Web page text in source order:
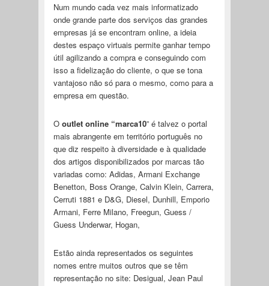
Num mundo cada vez mais informatizado
onde grande parte dos serviços das grandes
empresas já se encontram online, a ideia
destes espaço virtuais permite ganhar tempo
útil agilizando a compra e conseguindo com
isso a fidelização do cliente, o que se tona
vantajoso não só para o mesmo, como para a
empresa em questão.
O outlet online “marca10” é talvez o portal
mais abrangente em território português no
que diz respeito à diversidade e à qualidade
dos artigos disponibilizados por marcas tão
variadas como: Adidas, Armani Exchange
Benetton, Boss Orange, Calvin Klein, Carrera,
Cerruti 1881 e D&G, Diesel, Dunhill, Emporio
Armani, Ferre Milano, Freegun, Guess /
Guess Underwar, Hogan,
Estão ainda representados os seguintes
nomes entre muitos outros que se têm
representação no site: Desigual, Jean Paul